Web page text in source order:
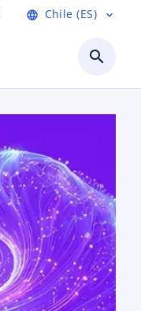
language Chile (ES) expand_more
search